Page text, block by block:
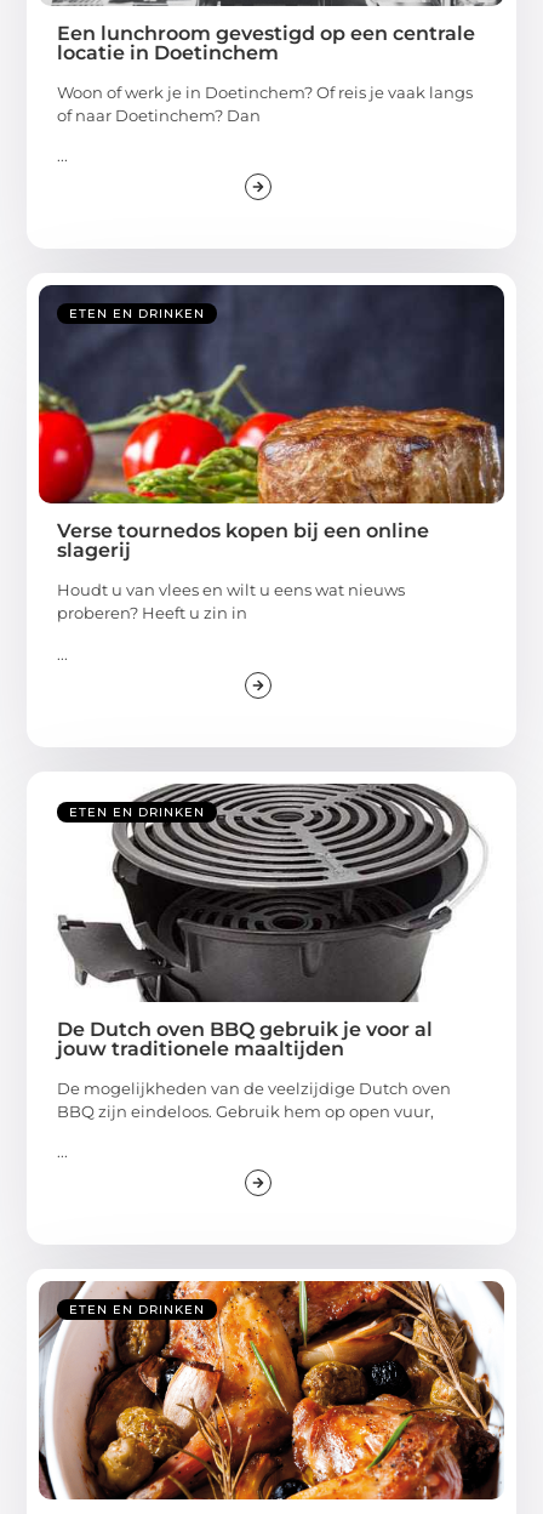
Een lunchroom gevestigd op een centrale
locatie in Doetinchem
Woon of werk je in Doetinchem? Of reis je vaak langs
of naar Doetinchem? Dan
...
ETEN EN DRINKEN
Verse tournedos kopen bij een online
slagerij
Houdt u van vlees en wilt u eens wat nieuws
proberen? Heeft u zin in
...
ETEN EN DRINKEN
De Dutch oven BBQ gebruik je voor al
jouw traditionele maaltijden
De mogelijkheden van de veelzijdige Dutch oven
BBQ zijn eindeloos. Gebruik hem op open vuur,
...
ETEN EN DRINKEN